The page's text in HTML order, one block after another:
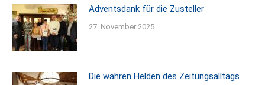
Adventsdank für die Zusteller
27. November 2025
Die wahren Helden des Zeitungsalltags